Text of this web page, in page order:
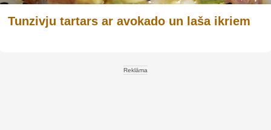
Tunzivju tartars ar avokado un laša ikriem
Reklāma